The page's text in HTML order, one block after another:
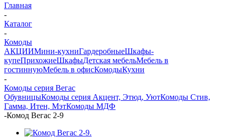
Главная
-
Каталог
-
Комоды
АКЦИИМини-кухниГардеробныеШкафы-
купеПрихожиеШкафыДетская мебельМебель в
гостиннуюМебель в офисКомодыКухни
-
Комоды серия Вегас
ОбувницыКомоды серия Акцент, Этюд, УютКомоды Стив,
Гамма, Итен, МэтКомоды МДФ
-Комод Вегас 2-9